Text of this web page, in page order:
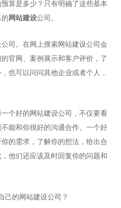
算是多少？只有明确了这些基本
网站建设公司。
司。在网上搜索网站建设公司会
官网、案例展示和客户评价，了
也可以问问其他企业或者个人，
个好的网站建设公司，不仅要看
能和你很好的沟通合作。一个好
的需求，了解你的想法，给出合
他们还应该及时回复你的问题和